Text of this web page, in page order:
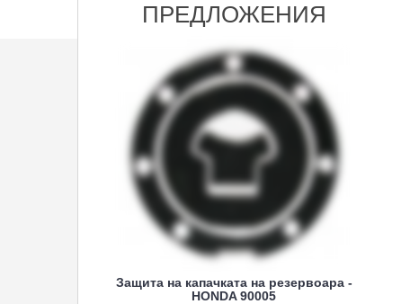
ПРЕДЛОЖЕНИЯ
Защита на капачката на резервоара -
HONDA 90005